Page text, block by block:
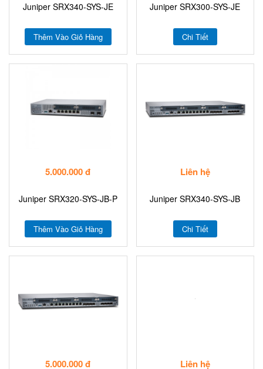
Juniper SRX340-SYS-JE
Thêm Vào Giỏ Hàng
Juniper SRX300-SYS-JE
Chi Tiết
5.000.000 đ
Juniper SRX320-SYS-JB-P
Thêm Vào Giỏ Hàng
Liên hệ
Juniper SRX340-SYS-JB
Chi Tiết
5.000.000 đ Liên hệ